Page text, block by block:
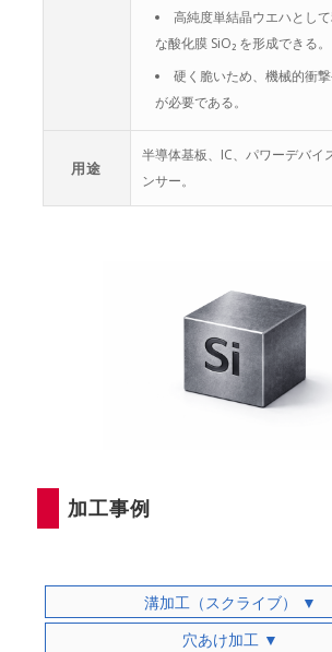
高純度単結晶ウエハとし
な酸化膜 SiO₂ を形成できる。
硬く脆いため、機械的衝
が必要である。
用途
半導体基板、IC、パワーデバイ
ンサー。
加工事例
溝加工（スクライブ） ▼
穴あけ加工 ▼